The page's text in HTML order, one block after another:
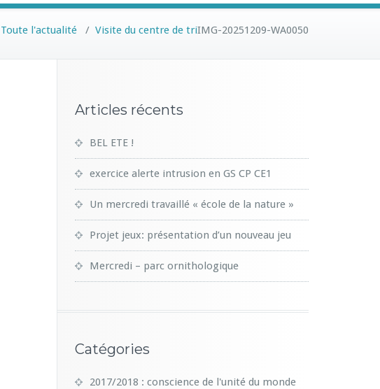
Toute l'actualité / Visite du centre de triIMG-20251209-WA0050
Articles récents
BEL ETE !
exercice alerte intrusion en GS CP CE1
Un mercredi travaillé « école de la nature »
Projet jeux: présentation d’un nouveau jeu
Mercredi – parc ornithologique
Catégories
2017/2018 : conscience de l'unité du monde